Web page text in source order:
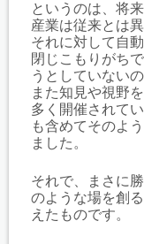
というのは、将
産業は従来とは
それに対して自
閉じこもり がち
うとしていない
また知見や視野
多く開催されてい
も含めてそのよ
ました。
それで、まさに
のような場を創
えたものです。